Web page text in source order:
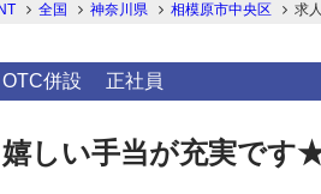
全国 神奈川県 相模原市中央区 求
OTC併設 正社員
嬉しい手当が充実で